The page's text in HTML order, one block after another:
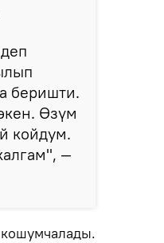
беришти.
Өзүм
койдум.
—